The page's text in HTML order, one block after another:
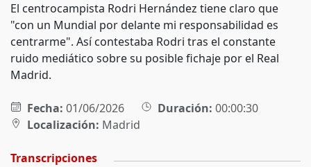
El centrocampista Rodri Hernández tiene claro que
"con un Mundial por delante mi responsabilidad es
centrarme". Así contestaba Rodri tras el constante
ruido mediático sobre su posible fichaje por el Real
Madrid.
Fecha: 01/06/2026 Duración: 00:00:30
Localización: Madrid
Transcripciones